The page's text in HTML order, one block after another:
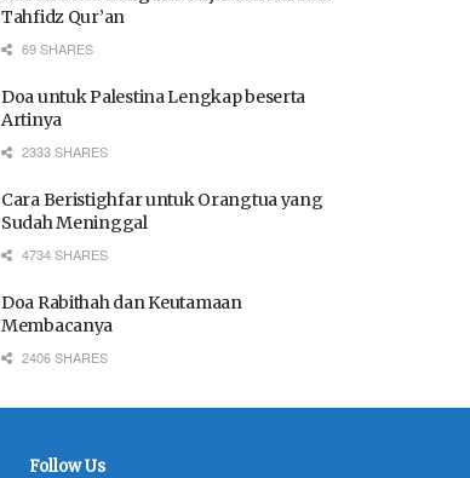
Tahfidz Qur’an
69 SHARES
Doa untuk Palestina Lengkap beserta
Artinya
2333 SHARES
Cara Beristighfar untuk Orangtua yang
Sudah Meninggal
4734 SHARES
Doa Rabithah dan Keutamaan
Membacanya
2406 SHARES
Follow Us